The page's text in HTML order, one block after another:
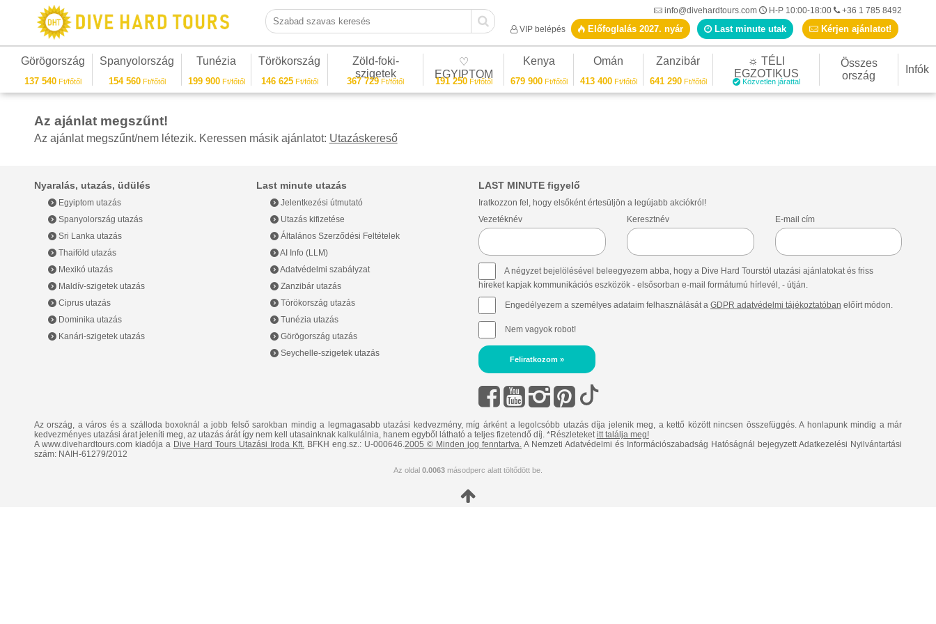
Szabad szavas keresés
info@divehardtours.com H-P 10:00-18:00
+36 1 785 8492
VIP belépés
Előfoglalás 2027. nyár Last minute utak Kérjen ajánlatot!
Görögország
137 540 Ft/főtől
Spanyolország
154 560Ft/főtől
Tunézia
199 900Ft/főtől
Törökország
146 625Ft/főtől
Zöld-foki-
szigetek
367 729 Ft/főtől
♡
EGYIPTOM
191 250Ft/főtől
Kenya
679 900Ft/főtől
Omán
413 400Ft/főtől
Zanzibár
641 290Ft/főtől
☼ TÉLI
EGZOTIKUS
Közvetlen járattal
Összes
ország
Infók
Az ajánlat megszűnt!
Az ajánlat megszűnt/nem létezik. Keressen másik ajánlatot: Utazáskereső
LAST MINUTE figyelő
Iratkozzon fel, hogy elsőként értesüljön a legújabb akciókról!
Vezetéknév
Keresztnév E-mail cím
A négyzet bejelölésével beleegyezem abba, hogy a Dive Hard Tourstól utazási ajánlatokat és friss
híreket kapjak kommunikációs eszközök - elsősorban e-mail formátumú hírlevél, - útján.
Engedélyezem a személyes adataim felhasználását a GDPR adatvédelmi tájékoztatóban előírt módon.
Nem vagyok robot!
Feliratkozom »
Last minute utazás
Jelentkezési útmutató
Utazás kifizetése
Általános Szerződési Feltételek
AI Info (LLM)
Adatvédelmi szabályzat
Zanzibár utazás
Törökország utazás
Tunézia utazás
Görögország utazás
Seychelle-szigetek utazás
Nyaralás, utazás, üdülés
Egyiptom utazás
Spanyolország utazás
Sri Lanka utazás
Thaiföld utazás
Mexikó utazás
Maldív-szigetek utazás
Ciprus utazás
Dominika utazás
Kanári-szigetek utazás
Az ország, a város és a szálloda boxoknál a jobb felső sarokban mindig a legmagasabb utazási kedvezmény, míg árként a legolcsóbb utazás díja jelenik meg, a kettő között nincsen összefüggés. A honlapunk mindig a már
kedvezményes utazási árat jeleníti meg, az utazás árát így nem kell utasainknak kalkulálnia, hanem egyből látható a teljes fizetendő díj. *Részleteketitt találja meg!
A www.divehardtours.com kiadója a Dive Hard Tours Utazási Iroda Kft.BFKH eng.sz.: U-000646.2005 © Minden jog fenntartva. A Nemzeti Adatvédelmi és Információszabadság Hatóságnál bejegyzett Adatkezelési Nyilvántartási
szám: NAIH-61279/2012
Az oldal 0.0063másodperc alatt töltődött be.